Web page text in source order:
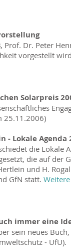
Dr. Peter
vorgestellt
Solarpreis
25.11.2006)
- Lokale Agenda
die
die auf der
und H.
GfN statt.
immer eine
sein neues
- UfU).